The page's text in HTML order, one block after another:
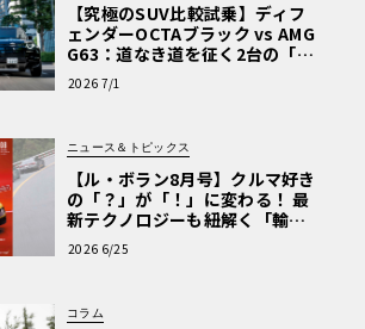
【究極のSUV比較試乗】ディフ
ェンダーOCTAブラック vs AMG
G63：道なき道を征く2台の「対
極的アプローチ」
2026 7/1
ニュース＆トピックス
【ル・ボラン8月号】クルマ好き
の「？」が「！」に変わる！ 最
新テクノロジーも紐解く「輸入
車Q&A」
2026 6/25
コラム